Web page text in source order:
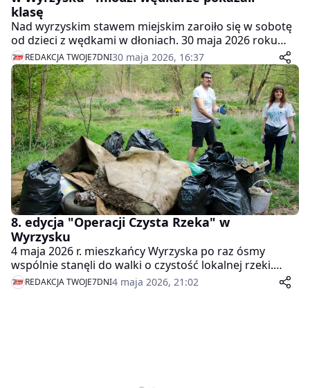
klasę
Nad wyrzyskim stawem miejskim zaroiło się w sobotę
od dzieci z wędkami w dłoniach. 30 maja 2026 roku
Polski Związek Wędkarski w Wyrzysku zorganizował
Zawody Wędkarskie z Okazji Dnia Dziecka -
wydarzenie, które połączyło sportową rywalizację z
rodzinnym świętowaniem.
REDAKCJA TWOJE7DNI30 maja 2026, 16:37
8. edycja "Operacji Czysta Rzeka" w
Wyrzysku
4 maja 2026 r. mieszkańcy Wyrzyska po raz ósmy
wspólnie stanęli do walki o czystość lokalnej rzeki.
Tegoroczna edycja akcji objęła teren wzdłuż brzegu
Łobzonki – od stawu aż po Amfiteatr.
REDAKCJA TWOJE7DNI4 maja 2026, 21:02